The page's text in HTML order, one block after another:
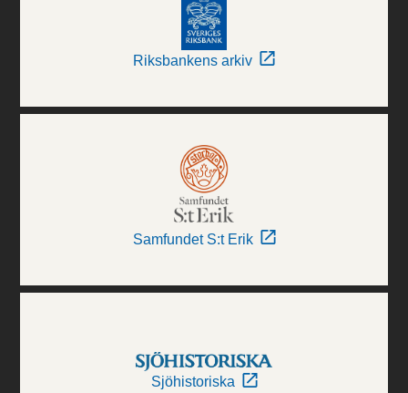
Riksbankens arkiv
Samfundet S:t Erik
Sjöhistoriska